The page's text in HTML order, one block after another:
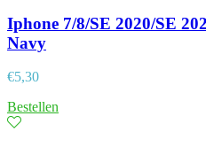
Iphone 7/8/SE 2020/SE
Navy
€5,30
Bestellen